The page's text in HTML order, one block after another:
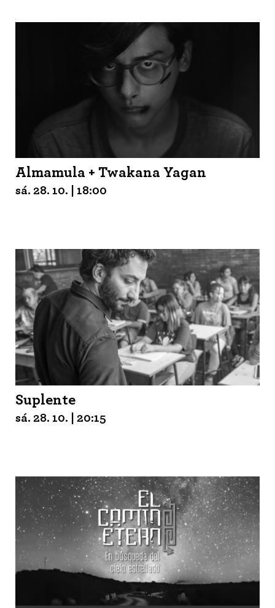
Almamula + Twakana Yagan
sá. 28. 10. | 18:00
Suplente
sá. 28. 10. | 20:15